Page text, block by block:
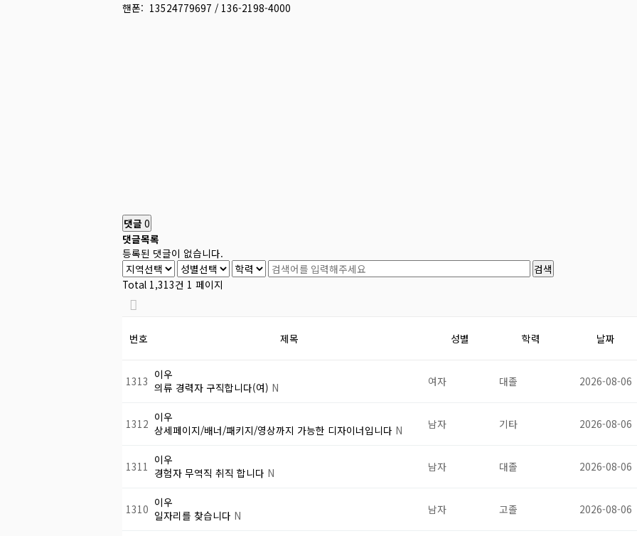
핸폰: 13524779697 / 136-2198-4000
댓글 0
댓글목록
등록된 댓글이 없습니다.
Total 1,313건 1 페이지
번호 제목 성별 학력 날짜
1313 이우
의류 경력자 구직합니다(여) N 여자 대졸 2026-08-06
1312 이우
상세페이지/배너/패키지/영상까지 가능한 디자이너입니다 N 남자 기타 2026-08-06
1311
이우
경험자 무역직 취직 합니다 N 남자 대졸 2026-08-06
1310 이우
일자리를 찾습니다 N 남자 고졸 2026-08-06